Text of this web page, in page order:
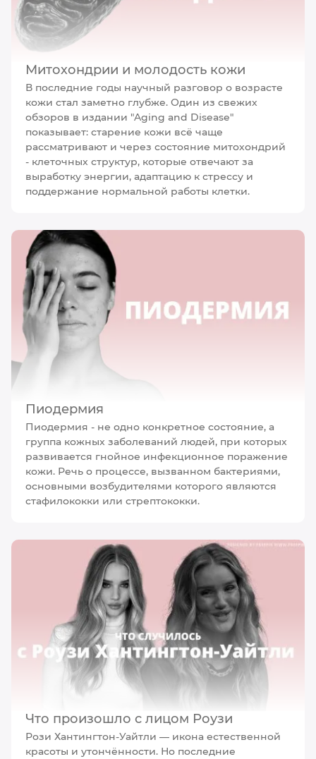
Митохондрии и молодость кожи
В последние годы научный разговор о возрасте
кожи стал заметно глубже. Один из свежих
обзоров в издании "Aging and Disease"
показывает: старение кожи всё чаще
рассматривают и через состояние митохондрий
- клеточных структур, которые отвечают за
выработку энергии, адаптацию к стрессу и
поддержание нормальной работы клетки.
Пиодермия
Пиодермия - не одно конкретное состояние, а
группа кожных заболеваний людей, при которых
развивается гнойное инфекционное поражение
кожи. Речь о процессе, вызванном бактериями,
основными возбудителями которого являются
стафилококки или стрептококки.
Что произошло с лицом Роузи
Рози Хантингтон-Уайтли — икона естественной
красоты и утончённости. Но последние